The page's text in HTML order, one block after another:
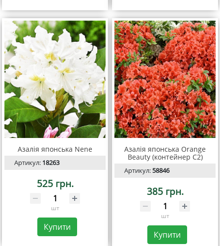
Азалія японська Nene
Артикул: 18263
525 грн.
шт
Купити
Азалія японська Orange
Beauty (контейнер С2)
Артикул:58846
385 грн.
шт
Купити